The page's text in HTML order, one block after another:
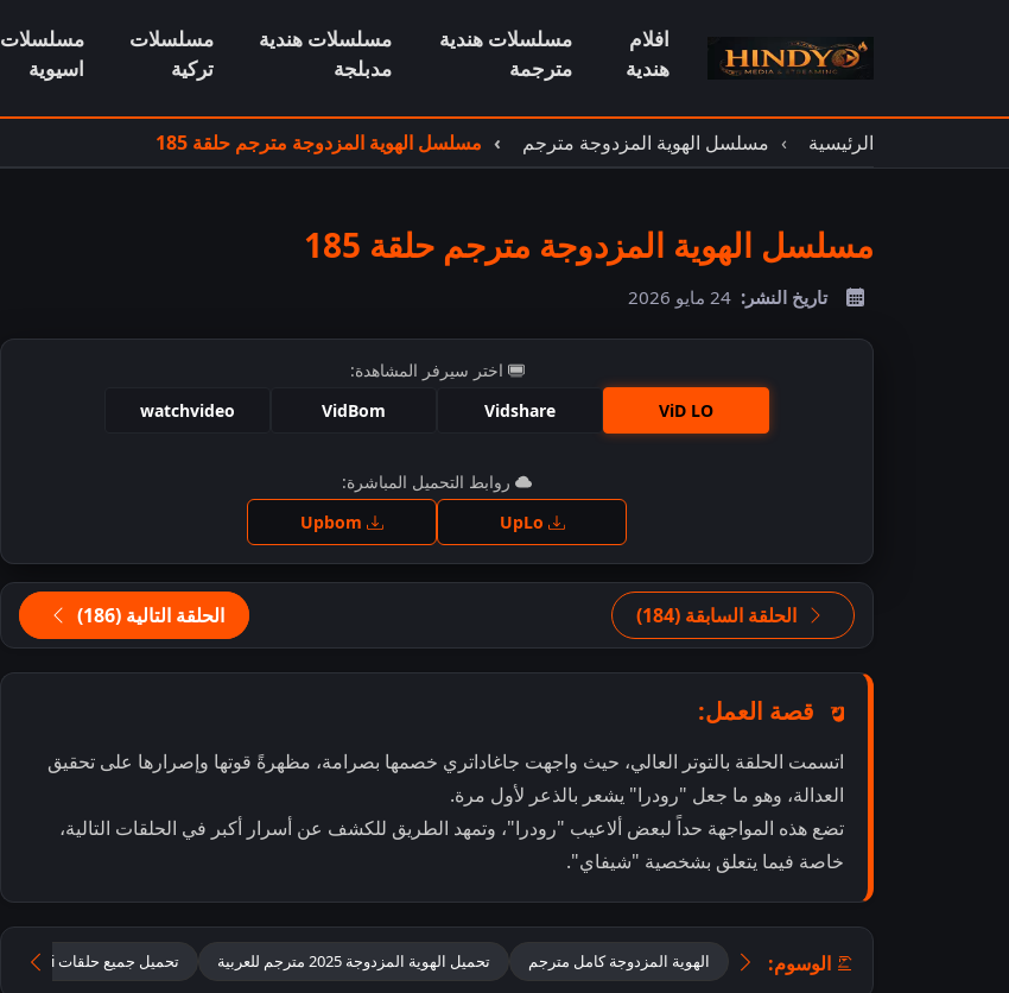
افلام
هندية
مسلسلات هندية
مترجمة
مسلسلات هندية
مدبلجة
مسلسلات
تركية
مسلسلات
اسيوية
الرئيسية مسلسل الهوية المزدوجة مترجم مسلسل الهوية المزدوجة مترجم حلقة 185
مسلسل الهوية المزدوجة مترجم حلقة 185
تاريخ النشر: 24 مايو 2026
اختر سيرفر المشاهدة:
ViD LO
Vidshare
VidBom
watchvideo
اضغط للمشاهدة
روابط التحميل المباشرة:
الحلقة السابقة (184) الحلقة التالية (186)
قصة العمل:
اتسمت الحلقة بالتوتر العالي، حيث واجهت جاغاداتري خصمها بصرامة، مظهرةً قوتها وإصرارها على تحقيق
العدالة، وهو ما جعل "رودرا" يشعر بالذعر لأول مرة.
تضع هذه المواجهة حداً لبعض ألاعيب "رودرا"، وتمهد الطريق للكشف عن أسرار أكبر في الحلقات التالية،
خاصة فيما يتعلق بشخصية "شيفاي".
الوسوم: الهوية المزدوجة كامل مترجم تحميل الهوية المزدوجة 2025 مترجم للعربية تحميل جميع حلقات jagadhatri مترجمة